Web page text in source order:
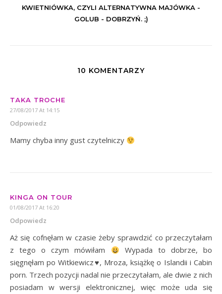
KWIETNIÓWKA, CZYLI ALTERNATYWNA MAJÓWKA -
GOLUB - DOBRZYŃ. ;)
10 KOMENTARZY
TAKA TROCHE
27/08/2017 At 14:15
Odpowiedz
Mamy chyba inny gust czytelniczy
KINGA ON TOUR
01/08/2017 At 16:20
Odpowiedz
Aż się cofnęłam w czasie żeby sprawdzić co przeczytałam
z tego o czym mówiłam
Wypada to dobrze, bo
sięgnęłam po Witkiewicz♥, Mroza, książkę o Islandii i Cabin
porn. Trzech pozycji nadal nie przeczytałam, ale dwie z nich
posiadam w wersji elektronicznej, więc może uda się